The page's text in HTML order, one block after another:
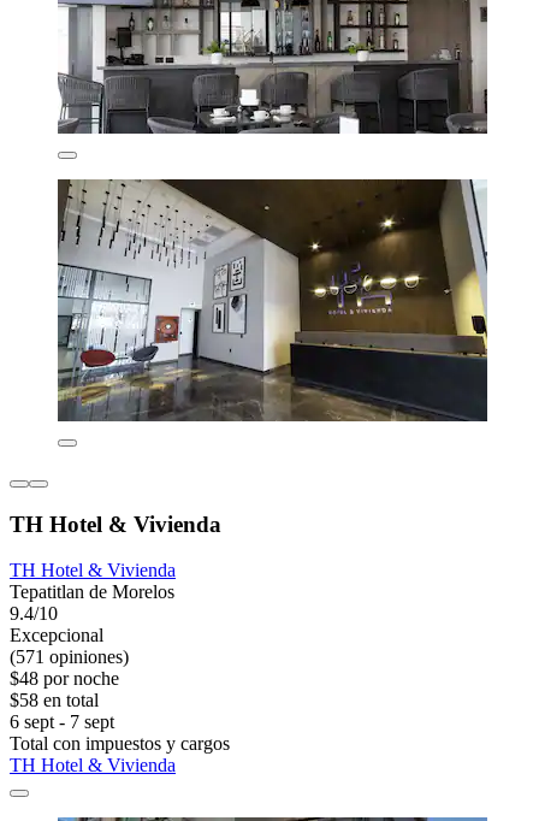
TH Hotel & Vivienda
TH Hotel & Vivienda
Tepatitlan de Morelos
9.4/10
Excepcional
(571 opiniones)
$48 por noche
$58 en total
6 sept - 7 sept
Total con impuestos y cargos
TH Hotel & Vivienda